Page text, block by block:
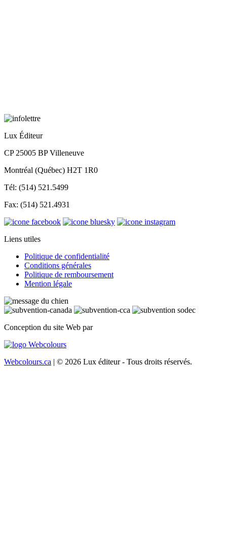
Lux Éditeur
CP 25005 BP Villeneuve
Montréal (Québec) H2T 1R0
Tél: (514) 521.5499
Fax: (514) 521.4931
Liens utiles
Politique de confidentialité
Conditions générales
Politique de remboursement
Mention légale
Conception du site Web par
Webcolours.ca | © 2026 Lux éditeur - Tous droits réservés.